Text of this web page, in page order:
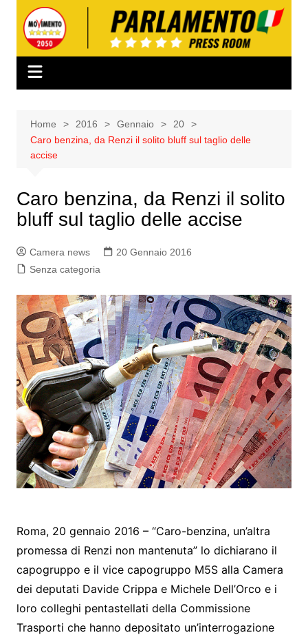
contenuto
Home 2016 Gennaio
20
Caro benzina, da Renzi il solito bluff sul taglio delle
accise
Caro benzina, da Renzi il solito
bluff sul taglio delle accise
Camera news
20 Gennaio 2016
Senza categoria
Roma, 20 gennaio 2016 – “Caro-benzina, un’altra
promessa di Renzi non mantenuta” lo dichiarano il
capogruppo e il vice capogruppo M5S alla Camera
dei deputati Davide Crippa e Michele Dell’Orco e i
loro colleghi pentastellati della Commissione
Trasporti che hanno depositato un’interrogazione